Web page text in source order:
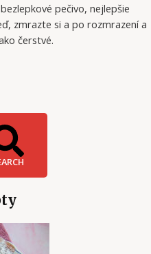
pečivo, nejlepšie
zmrazte si a po rozmrazení a
čerstvé.